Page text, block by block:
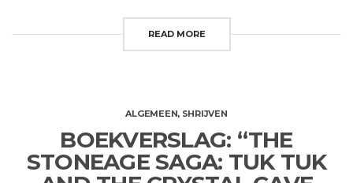
READ MORE
ALGEMEEN, SHRIJVEN
BOEKVERSLAG: “THE
STONEAGE SAGA: TUK TUK